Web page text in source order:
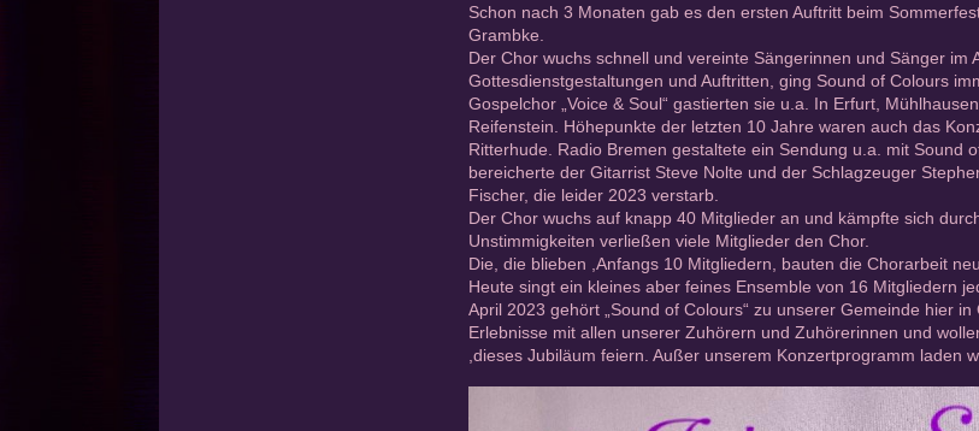
Schon nach 3 Monaten gab es den ersten Auftritt beim
Grambke.
Der Chor wuchs schnell und vereinte Sängerinnen und Sänger im
Gottesdienstgestaltungen und Auftritten, ging Sound of Colours
Gospelchor „Voice & Soul“ gastierten sie u.a. In Erfurt,
Reifenstein. Höhepunkte der letzten 10 Jahre waren auch das
Ritterhude. Radio Bremen gestaltete ein Sendung u.a. mit Sound
bereicherte der Gitarrist Steve Nolte und der Schlagzeuger
Fischer, die leider 2023 verstarb.
Der Chor wuchs auf knapp 40 Mitglieder an und kämpfte sich
Unstimmigkeiten verließen viele Mitglieder den Chor.
Die, die blieben ,Anfangs 10 Mitgliedern, bauten die Chorarbeit
Heute singt ein kleines aber feines Ensemble von 16 Mitgliedern
April 2023 gehört „Sound of Colours“ zu unserer Gemeinde hier
Erlebnisse mit allen unserer Zuhörern und Zuhörerinnen und
,dieses Jubiläum feiern. Außer unserem Konzertprogramm laden